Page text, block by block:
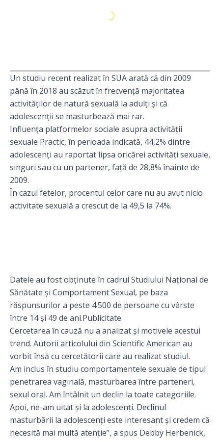
Un studiu recent realizat în SUA arată că din 2009
până în 2018 au scăzut în frecvență majoritatea
activităților de natură sexuală la adulți și că
adolescenții se masturbează mai rar.
Influența platformelor sociale asupra activității
sexuale Practic, în perioada indicată, 44,2% dintre
adolescenți au raportat lipsa oricărei activități sexuale,
singuri sau cu un partener, față de 28,8% înainte de
2009.
În cazul fetelor, procentul celor care nu au avut nicio
activitate sexuală a crescut de la 49,5 la 74%.
Datele au fost obținute în cadrul Studiului Național de
Sănătate și Comportament Sexual, pe baza
răspunsurilor a peste 4.500 de persoane cu vârste
între 14 și 49 de ani.Publicitate
Cercetarea în cauză nu a analizat și motivele acestui
trend. Autorii articolului din Scientific American au
vorbit însă cu cercetătorii care au realizat studiul.
Am inclus în studiu comportamentele sexuale de tipul
penetrarea vaginală, masturbarea între parteneri,
sexul oral. Am întâlnit un declin la toate categoriile.
Apoi, ne-am uitat și la adolescenți. Declinul
masturbării la adolescenți este interesant și credem că
necesită mai multă atenție”, a spus Debby Herbenick,